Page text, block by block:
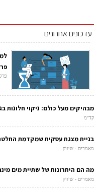
עדכונים אחרונים
מבהיקים מעל כולם: ניקוי חלונות
קד"מ
בניית מצגת עסקית שמקדמת
מאמרים - שיווק
מה הם היתרונות של שתיית מים
מאמרים - שיווק